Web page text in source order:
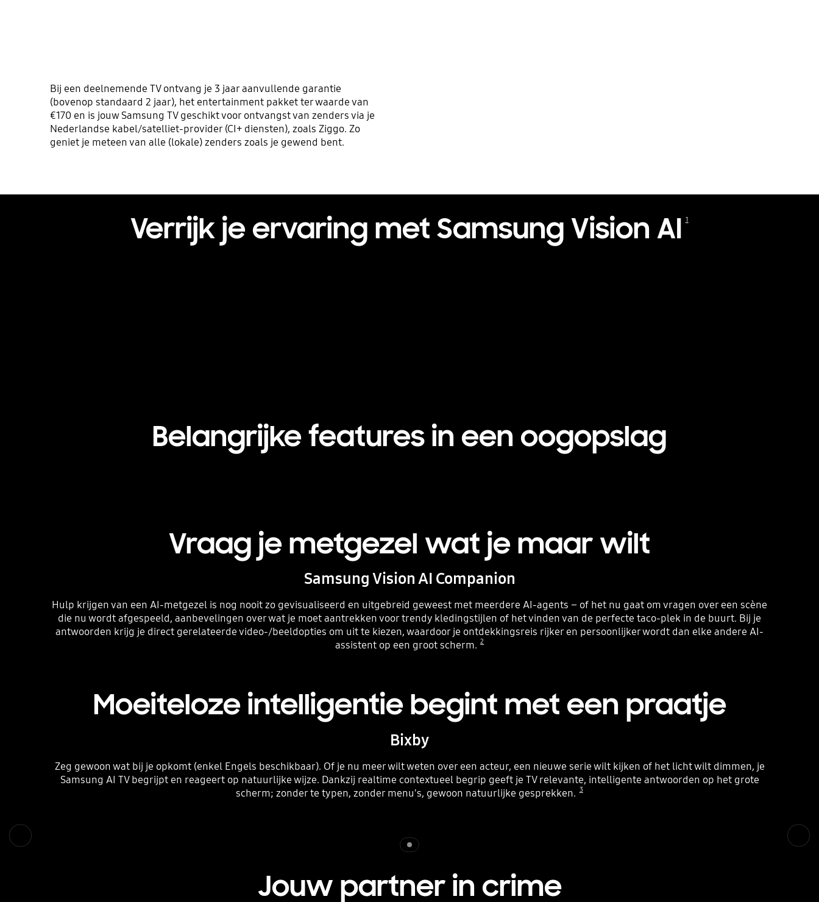
Bij een deelnemende TV ontvang je 3 jaar aanvullende garantie
(bovenop standaard 2 jaar), het entertainment pakket ter waarde van
€170 en is jouw Samsung TV geschikt voor ontvangst van zenders via je
Nederlandse kabel/satelliet-provider (CI+ diensten), zoals Ziggo. Zo
geniet je meteen van alle (lokale) zenders zoals je gewend bent.
Verrijk je ervaring met Samsung Vision AI 1
Belangrijke features in een oogopslag
Vraag je metgezel wat je maar wilt
Samsung Vision AI Companion
Hulp krijgen van een AI-metgezel is nog nooit zo gevisualiseerd en uitgebreid geweest met meerdere AI-agents – of het nu gaat om vragen over een scène
die nu wordt afgespeeld, aanbevelingen over wat je moet aantrekken voor trendy kledingstijlen of het vinden van de perfecte taco-plek in de buurt. Bij je
antwoorden krijg je direct gerelateerde video-/beeldopties om uit te kiezen, waardoor je ontdekkingsreis rijker en persoonlijker wordt dan elke andere AI-
assistent op een groot scherm. 2
Moeiteloze intelligentie begint met een praatje
Bixby
Zeg gewoon wat bij je opkomt (enkel Engels beschikbaar). Of je nu meer wilt weten over een acteur, een nieuwe serie wilt kijken of het licht wilt dimmen, je
Samsung AI TV begrijpt en reageert op natuurlijke wijze. Dankzij realtime contextueel begrip geeft je TV relevante, intelligente antwoorden op het grote
scherm; zonder te typen, zonder menu's, gewoon natuurlijke gesprekken. 3
Jouw partner in crime